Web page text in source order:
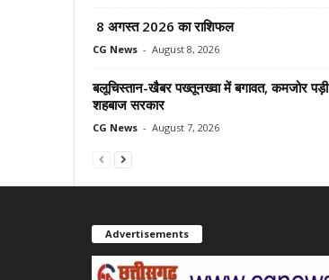
8 अगस्त 2026 का राशिफल
CG News - August 8, 2026
बलूचिस्तान-खैबर पख्तूनख्वा में बगावत, कमजोर पड़ी
शहबाज सरकार
CG News - August 7, 2026
Advertisements